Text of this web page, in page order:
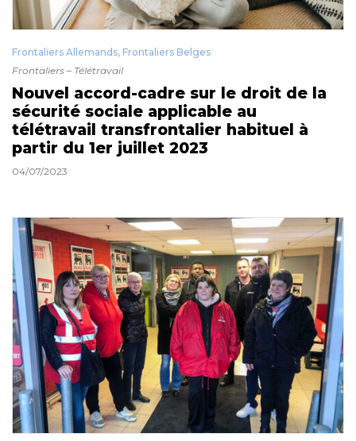
Frontaliers Allemands, Frontaliers Belges
Frontaliers – Télétravail
Nouvel accord-cadre sur le droit de la
sécurité sociale applicable au
télétravail transfrontalier habituel à
partir du 1er juillet 2023
04/07/2023